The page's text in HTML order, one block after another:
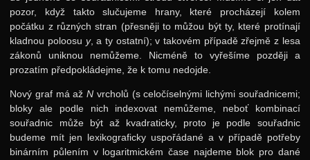
pozor, když takto slučujeme hrany, které procházejí kolem
počátku z různých stran (přesněji to můžou být ty, které protínají
kladnou poloosu y, a ty ostatní); v takovém případě zřejmě z lesa
zákonů uniknou nemůžeme. Nicméně to vyřešíme později a
prozatím předpokládejme, že k tomu nedojde.
Nový graf má ažN vrcholů (s celočíselnými lichými souřadnicemi;
bloky ale podle nich indexovat nemůžeme, neboť kombinací
souřadnic může být až kvadraticky, proto je podle souřadnic
budeme mít jen lexikograficky uspořádané a v případě potřeby
binárním půlením v logaritmickém čase najdeme blok pro dané